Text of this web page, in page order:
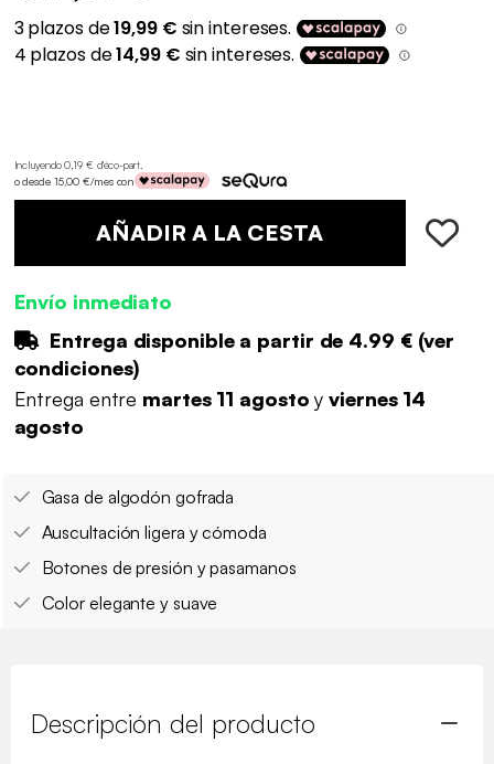
Incluyendo 0,19 € d'éco-part.
o desde 15,00 €/mes con
AÑADIR A LA CESTA
Envío inmediato
Entrega disponible a partir de 4.99 €(ver
condiciones)
Entrega entre martes 11 agostoyviernes 14
agosto
Gasa de algodón gofrada
Auscultación ligera y cómoda
Botones de presión y pasamanos
Color elegante y suave
Descripción del producto